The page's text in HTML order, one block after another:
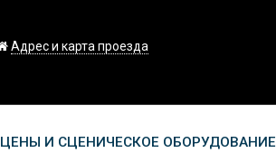
Адрес и карта проезда
И СЦЕНИЧЕСКОЕ ОБОРУДОВАНИЕ